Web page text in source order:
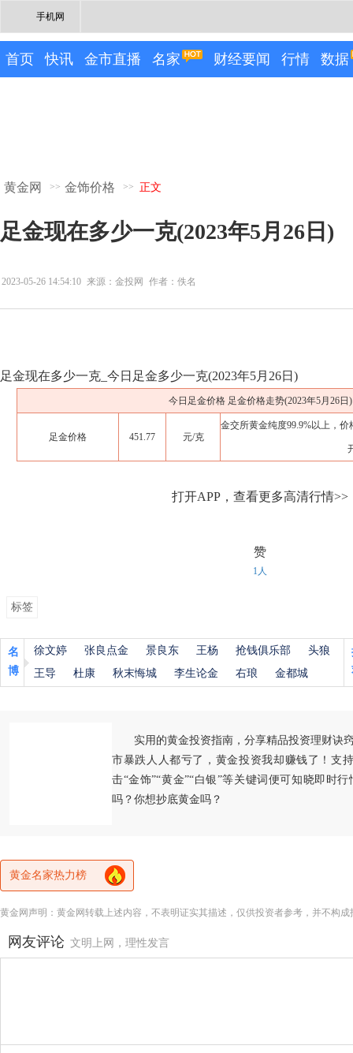
手机网
首页 快讯 金市直播 名家 财经要闻 行情 数据
黄金网 >> 金饰价格 >> 正文
足金现在多少一克(2023年5月26日)
2023-05-26 14:54:10 来源：金投网 作者：佚名
足金现在多少一克_今日足金多少一克(2023年5月26日)
今日足金价格 足金价格走势(2023年5月26日)
足金价格 451.77 元/克
金交所黄金纯度99.9%以上，
打开APP，查看更多高清行情>>
赞
1人
标签
名
博
徐文婷 张良点金 景良东 王杨 抢钱俱乐部
头狼
王导
杜康 秋末悔城 李生论金 右琅 金都城
实用的黄金投资指南，分享精品投资理财诀
市暴跌人人都亏了，黄金投资我却赚钱了！支
击“金饰”“黄金”“白银”等关键词便可知晓即时
吗？你想抄底黄金吗？
黄金名家热力榜
黄金网声明：黄金网转载上述内容，不表明证实其描述，仅供投资者参考，并不构
网友评论 文明上网，理性发言